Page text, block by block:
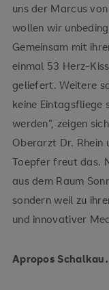
uns der Marcus
wollen wir
Gemeinsam mit
einmal 53 Herz-
geliefert. Weitere
keine Eintagsfliege
werden“, zeigen
Oberarzt Dr. Rhein
Toepfer freut das.
aus dem Raum
sondern weil zu
und innovativer
Apropos